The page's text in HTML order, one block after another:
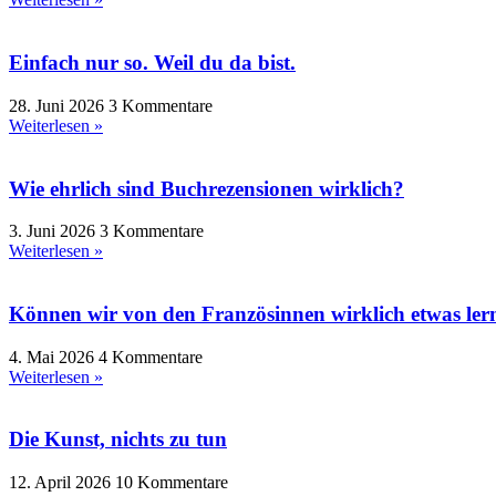
Einfach nur so. Weil du da bist.
28. Juni 2026 3 Kommentare
Weiterlesen »
Wie ehrlich sind Buchrezensionen wirklich?
3. Juni 2026 3 Kommentare
Weiterlesen »
Können wir von den Französinnen wirklich etwas
4. Mai 2026 4 Kommentare
Weiterlesen »
Die Kunst, nichts zu tun
12. April 2026 10 Kommentare